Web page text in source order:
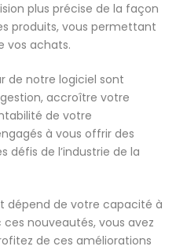
plus précise de la façon
produits, vous permettant
vos achats.
de notre logiciel sont
accroître votre
de votre
à vous offrir des
défis de l’industrie de la
dépend de votre capacité à
nouveautés, vous avez
de ces améliorations